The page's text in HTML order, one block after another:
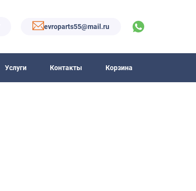
evroparts55@mail.ru
Услуги Контакты Корзина